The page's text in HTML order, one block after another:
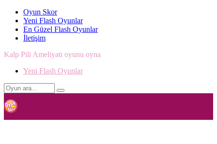
Oyun Skor
Yeni Flash Oyunlar
En Güzel Flash Oyunlar
İletişim
Kalp Pili Ameliyatı oyunu oyna
Yeni Flash Oyunlar